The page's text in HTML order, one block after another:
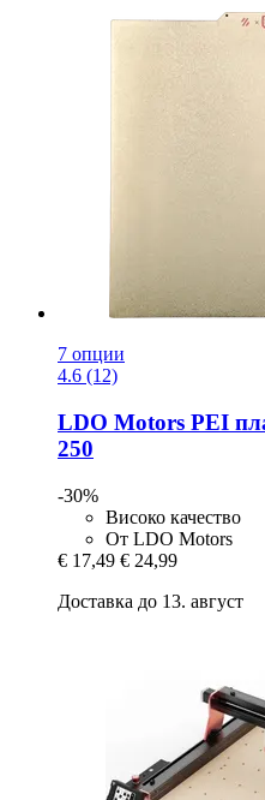
7 опции
4.6 (12)
LDO Motors PEI
250
-30%
Високо качество
От LDO Motors
€ 17,49 € 24,99
Доставка до 13. август